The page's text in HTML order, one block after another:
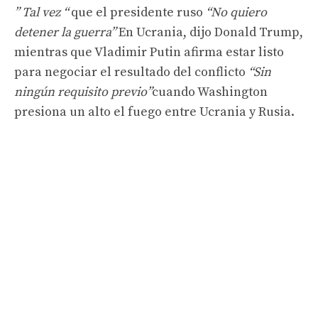
” Tal vez “que el presidente ruso “No quiero
detener la guerra”En Ucrania, dijo Donald Trump,
mientras que Vladimir Putin afirma estar listo
para negociar el resultado del conflicto “Sin
ningún requisito previo”cuando Washington
presiona un alto el fuego entre Ucrania y Rusia.